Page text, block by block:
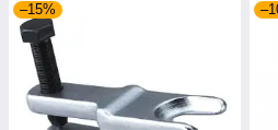
–15%